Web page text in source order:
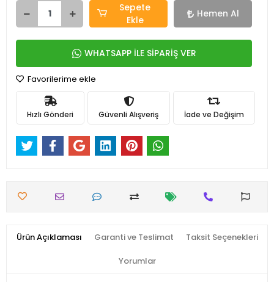
Sepete
Ekle
Hemen Al
WHATSAPP İLE SİPARİŞ VER
Favorilerime ekle
Hızlı Gönderi Güvenli Alışveriş İade ve Değişim
Ürün Açıklaması Garanti ve Teslimat Taksit Seçenekleri
Yorumlar